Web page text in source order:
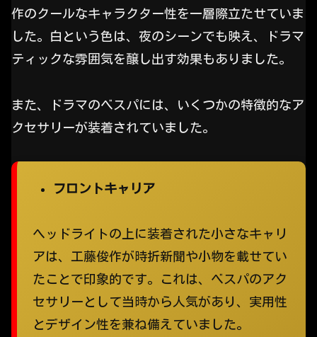
作のクールなキャラクター性を一層際立たせていま
した。白という色は、夜のシーンでも映え、ドラマ
ティックな雰囲気を醸し出す効果もありました。
また、ドラマのベスパには、いくつかの特徴的なア
クセサリーが装着されていました。
フロントキャリア
ヘッドライトの上に装着された小さなキャリ
アは、工藤俊作が時折新聞や小物を載せてい
たことで印象的です。これは、ベスパのアク
セサリーとして当時から人気があり、実用性
とデザイン性を兼ね備えていました。